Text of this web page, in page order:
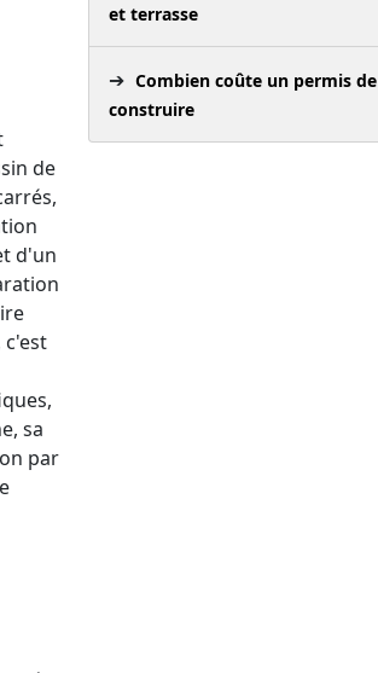
de
d'un
c'est
sa
par
et terrasse
Combien coûte un permis de
construire